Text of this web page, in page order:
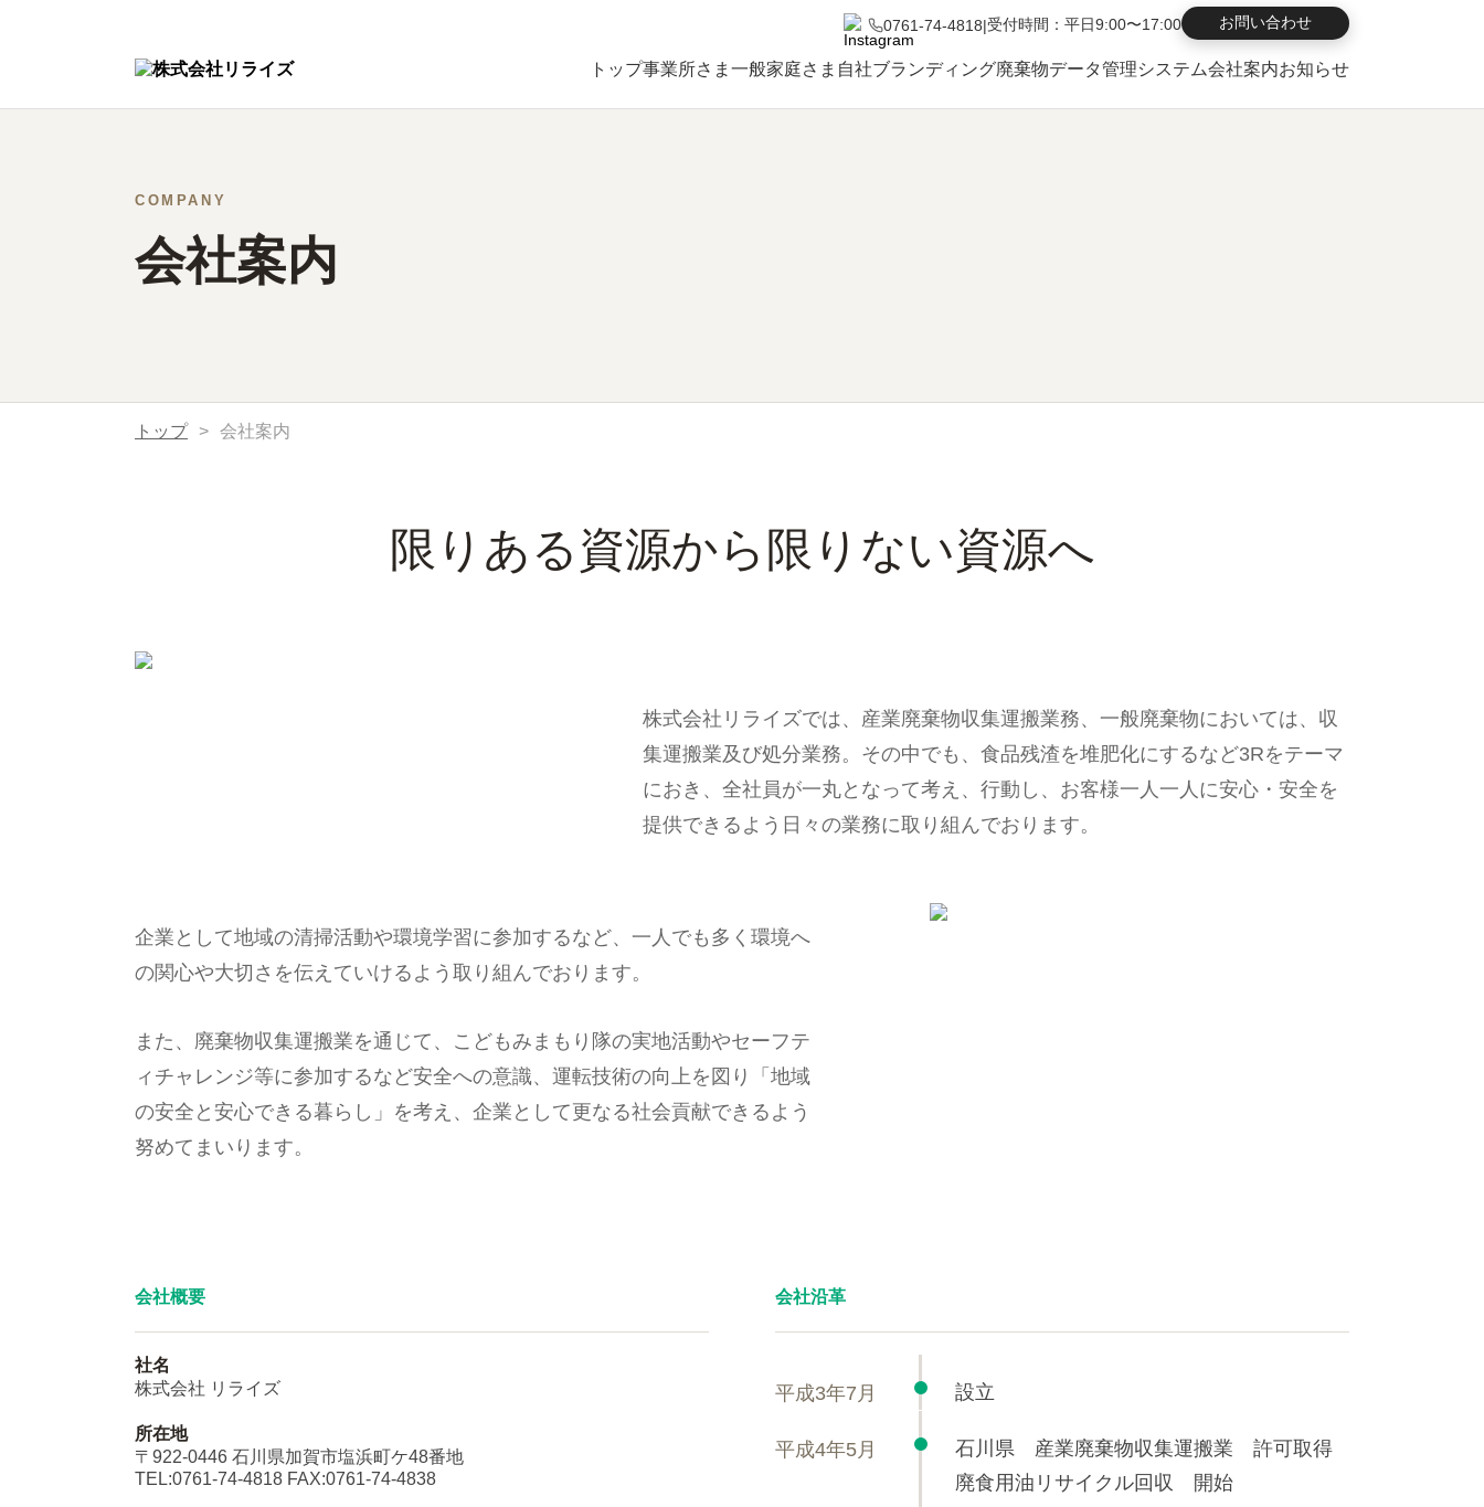
0761-74-4818|受付時間：平日9:00〜17:00 お問い合わせ
トップ事業所さま 一般家庭さま 自社ブランディング廃棄物データ管理システム会社案内お知らせ
COMPANY
会社案内
トップ > 会社案内
限りある資源から限りない資源へ
株式会社リライズでは、産業廃棄物収集運搬業務、一般廃棄物においては、収
集運搬業及び処分業務。その中でも、食品残渣を堆肥化にするなど3Rをテーマ
におき、全社員が一丸となって考え、行動し、お客様一人一人に安心・安全を
提供できるよう日々の業務に取り組んでおります。
企業として地域の清掃活動や環境学習に参加するなど、一人でも多く環境へ
の関心や大切さを伝えていけるよう取り組んでおります。
また、廃棄物収集運搬業を通じて、こどもみまもり隊の実地活動やセーフテ
ィチャレンジ等に参加するなど安全への意識、運転技術の向上を図り「地域
の安全と安心できる暮らし」を考え、企業として更なる社会貢献できるよう
努めてまいります。
会社概要
社名
株式会社 リライズ
所在地
〒922-0446 石川県加賀市塩浜町ケ48番地
TEL:0761-74-4818 FAX:0761-74-4838
会社沿革
平成3年7月 設立
平成4年5月
石川県 産業廃棄物収集運搬業 許可取得
廃食用油リサイクル回収 開始